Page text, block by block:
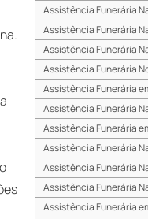
Assistência Funerária
Assistência Funerária
Assistência Funerária
Assistência Funerária
Assistência Funerária
Assistência Funerária
Assistência Funerária
Assistência Funerária
Assistência Funerária
Assistência Funerária
Assistência Funerária